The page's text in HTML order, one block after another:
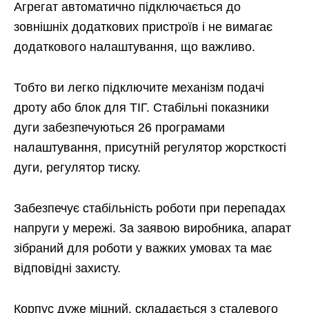
Агрегат автоматично підключається до
зовнішніх додаткових пристроїв і не вимагає
додаткового налаштування, що важливо.
Тобто ви легко підключите механізм подачі
дроту або блок для ТІГ. Стабільні показники
дуги забезпечуються 26 програмами
налаштування, присутній регулятор жорсткості
дуги, регулятор тиску.
Забезпечує стабільність роботи при перепадах
напруги у мережі. За заявою виробника, апарат
зібраний для роботи у важких умовах та має
відповідні захисту.
Корпус дуже міцний, складається з сталевого